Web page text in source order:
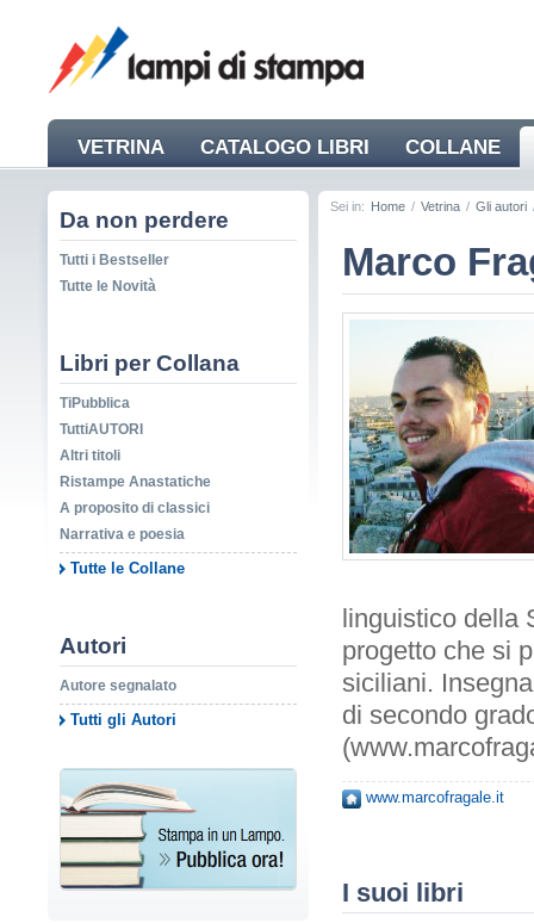
VETRINA CATALOGO LIBRI COLLANE
NEWS
Da non perdere
Tutti i Bestseller
Tutte le Novità
Libri per Collana
TiPubblica
TuttiAUTORI
Altri titoli
Ristampe Anastatiche
A proposito di classici
Narrativa e poesia
Tutte le Collane
Autori
Autore segnalato
Tutti gli Autori
Sei in: Home / Vetrina / Gli autori
Marco
linguistico della
progetto che si
siciliani.
di secondo
www.marcofragale.it
I suoi libri